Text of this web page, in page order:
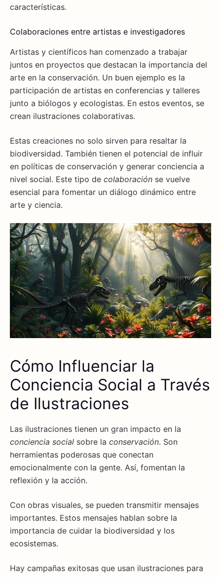
características.
Colaboraciones entre artistas e investigadores
Artistas y científicos han comenzado a trabajar
juntos en proyectos que destacan la importancia del
arte en la conservación. Un buen ejemplo es la
participación de artistas en conferencias y talleres
junto a biólogos y ecologistas. En estos eventos, se
crean ilustraciones colaborativas.
Estas creaciones no solo sirven para resaltar la
biodiversidad. También tienen el potencial de influir
en políticas de conservación y generar conciencia a
nivel social. Este tipo de colaboración se vuelve
esencial para fomentar un diálogo dinámico entre
arte y ciencia.
Cómo Influenciar la
Conciencia Social a Través
de Ilustraciones
Las ilustraciones tienen un gran impacto en la
conciencia social sobre la conservación. Son
herramientas poderosas que conectan
emocionalmente con la gente. Así, fomentan la
reflexión y la acción.
Con obras visuales, se pueden transmitir mensajes
importantes. Estos mensajes hablan sobre la
importancia de cuidar la biodiversidad y los
ecosistemas.
Hay campañas exitosas que usan ilustraciones para